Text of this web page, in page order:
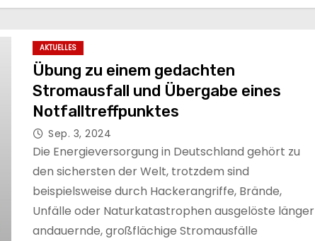
AKTUELLES
Übung zu einem gedachten
Stromausfall und Übergabe eines
Notfalltreffpunktes
Sep. 3, 2024
Die Energieversorgung in Deutschland gehört zu
den sichersten der Welt, trotzdem sind
beispielsweise durch Hackerangriffe, Brände,
Unfälle oder Naturkatastrophen ausgelöste länger
andauernde, großflächige Stromausfälle